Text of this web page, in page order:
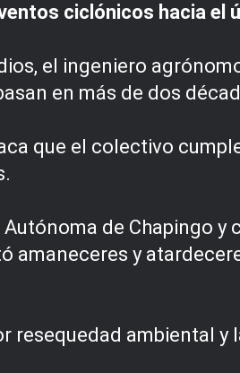
ciclónicos hacia el
el ingeniero
en más de dos
que el colectivo
de Chapingo
amaneceres y
resequedad ambiental y